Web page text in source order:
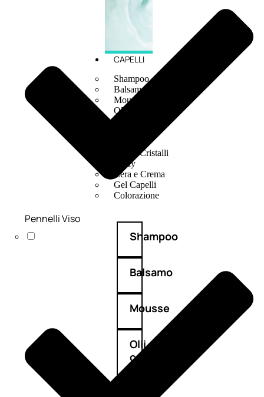
CAPELLI
Shampoo
Balsamo
Mousse
Olii Capelli
Sieri e Cristalli
Spray
Cera e Crema
Gel Capelli
Colorazione
Shampoo
Balsamo
Mousse
Olii
capelli
Pennelli Viso